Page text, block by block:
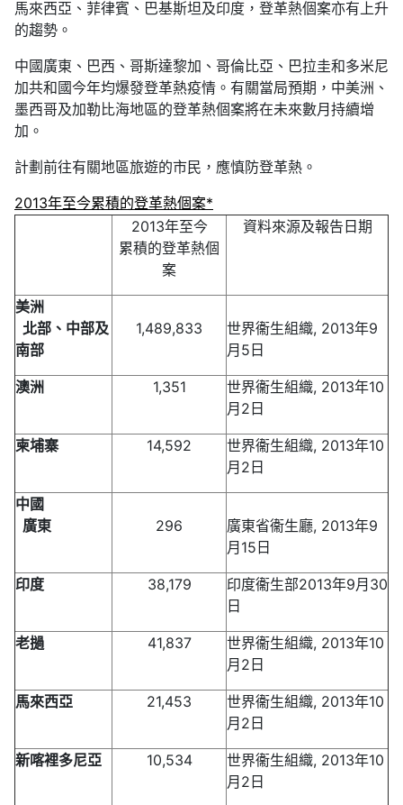
馬來西亞、菲律賓、巴基斯坦及印度，登革熱個案亦有上升
的趨勢。
中國廣東、巴西、哥斯達黎加、哥倫比亞、巴拉圭和多米尼
加共和國今年均爆發登革熱疫情。有關當局預期，中美洲、
墨西哥及加勒比海地區的登革熱個案將在未來數月持續增
加。
計劃前往有關地區旅遊的市民，應慎防登革熱。
2013年至今累積的登革熱個案*
2013年至今
累積的登革熱個
案
資料來源及報告日期
美洲
北部、中部及
南部
1,489,833
世界衞生組織, 2013年9
月5日
澳洲 1,351
世界衞生組織, 2013年10
月2日
柬埔寨 14,592
世界衞生組織, 2013年10
月2日
中國
廣東
296
廣東省衞生廳, 2013年9
月15日
印度 38,179
印度衞生部2013年9月30
日
老撾 41,837
世界衞生組織, 2013年10
月2日
馬來西亞 21,453
世界衞生組織, 2013年10
月2日
新喀裡多尼亞 10,534
世界衞生組織, 2013年10
月2日